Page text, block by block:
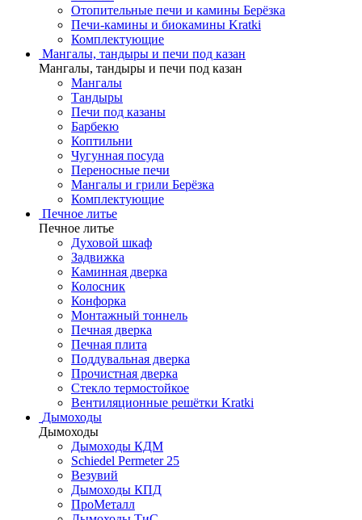
Отопительные печи и камины Берёзка
Печи-камины и биокамины Kratki
Комплектующие
Мангалы, тандыры и печи под казан
Мангалы, тандыры и печи под казан
Мангалы
Тандыры
Печи под казаны
Барбекю
Коптильни
Чугунная посуда
Переносные печи
Мангалы и грили Берёзка
Комплектующие
Печное литье
Печное литье
Духовой шкаф
Задвижка
Каминная дверка
Колосник
Конфорка
Монтажный тоннель
Печная дверка
Печная плита
Поддувальная дверка
Прочистная дверка
Стекло термостойкое
Вентиляционные решётки Kratki
Дымоходы
Дымоходы
Дымоходы КДМ
Schiedel Permeter 25
Везувий
Дымоходы КПД
ПроМеталл